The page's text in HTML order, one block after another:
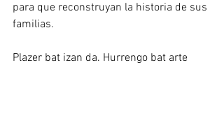
para que reconstruyan la historia de sus
familias.
Plazer bat izan da. Hurrengo bat arte